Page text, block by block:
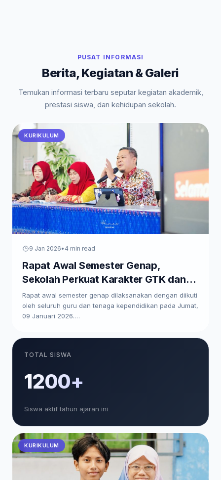
PUSAT INFORMASI
Berita, Kegiatan & Galeri
Temukan informasi terbaru seputar kegiatan akademik,
prestasi siswa, dan kehidupan sekolah.
KURIKULUM
9 Jan 2026• 4 min read
Rapat Awal Semester Genap,
Sekolah Perkuat Karakter GTK dan
Paparkan Program Kerja
Rapat awal semester genap dilaksanakan dengan diikuti
oleh seluruh guru dan tenaga kependidikan pada Jumat,
09 Januari 2026.…
TOTAL SISWA
1200+
Siswa aktif tahun ajaran ini
KURIKULUM